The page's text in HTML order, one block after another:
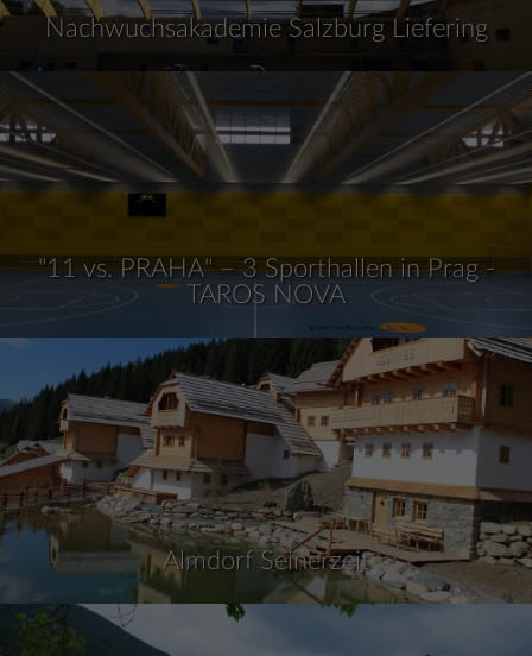
Nachwuchsakademie Salzburg Liefering
"11 vs. PRAHA" – 3 Sporthallen in Prag -
TAROS NOVA
Almdorf Seinerzeit